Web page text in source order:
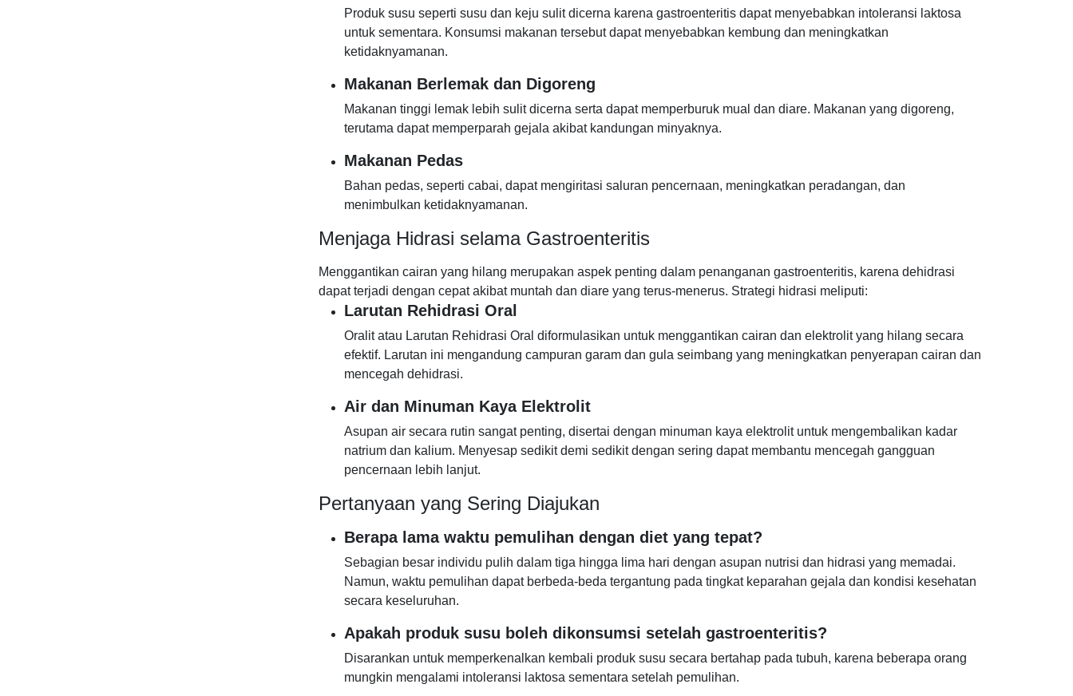
Produk susu seperti susu dan keju sulit dicerna karena gastroenteritis dapat menyebabkan intoleransi laktosa
untuk sementara. Konsumsi makanan tersebut dapat menyebabkan kembung dan meningkatkan
ketidaknyamanan.
Makanan Berlemak dan Digoreng
Makanan tinggi lemak lebih sulit dicerna serta dapat memperburuk mual dan diare. Makanan yang digoreng,
terutama dapat memperparah gejala akibat kandungan minyaknya.
Makanan Pedas
Bahan pedas, seperti cabai, dapat mengiritasi saluran pencernaan, meningkatkan peradangan, dan
menimbulkan ketidaknyamanan.
Menjaga Hidrasi selama Gastroenteritis
Menggantikan cairan yang hilang merupakan aspek penting dalam penanganan gastroenteritis, karena dehidrasi
dapat terjadi dengan cepat akibat muntah dan diare yang terus-menerus. Strategi hidrasi meliputi:
Larutan Rehidrasi Oral
Oralit atau Larutan Rehidrasi Oral diformulasikan untuk menggantikan cairan dan elektrolit yang hilang secara
efektif. Larutan ini mengandung campuran garam dan gula seimbang yang meningkatkan penyerapan cairan dan
mencegah dehidrasi.
Air dan Minuman Kaya Elektrolit
Asupan air secara rutin sangat penting, disertai dengan minuman kaya elektrolit untuk mengembalikan kadar
natrium dan kalium. Menyesap sedikit demi sedikit dengan sering dapat membantu mencegah gangguan
pencernaan lebih lanjut.
Pertanyaan yang Sering Diajukan
Berapa lama waktu pemulihan dengan diet yang tepat?
Sebagian besar individu pulih dalam tiga hingga lima hari dengan asupan nutrisi dan hidrasi yang memadai.
Namun, waktu pemulihan dapat berbeda-beda tergantung pada tingkat keparahan gejala dan kondisi kesehatan
secara keseluruhan.
Apakah produk susu boleh dikonsumsi setelah gastroenteritis?
Disarankan untuk memperkenalkan kembali produk susu secara bertahap pada tubuh, karena beberapa orang
mungkin mengalami intoleransi laktosa sementara setelah pemulihan.